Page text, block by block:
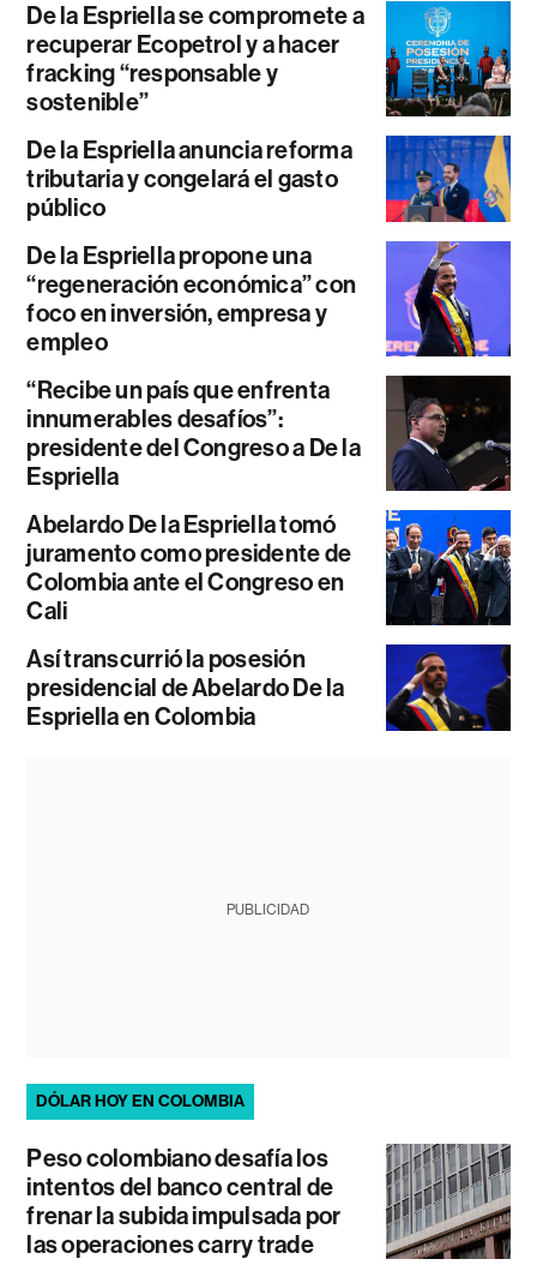
De la Espriella se compromete a
recuperar Ecopetrol y a hacer
fracking “responsable y
sostenible”
De la Espriella anuncia reforma
tributaria y congelará el gasto
público
De la Espriella propone una
“regeneración económica” con
foco en inversión, empresa y
empleo
“Recibe un país que enfrenta
innumerables desafíos”:
presidente del Congreso a De la
Espriella
Abelardo De la Espriella tomó
juramento como presidente de
Colombia ante el Congreso en
Cali
Así transcurrió la posesión
presidencial de Abelardo De la
Espriella en Colombia
PUBLICIDAD
DÓLAR HOY EN COLOMBIA
Peso colombiano desafía los
intentos del banco central de
frenar la subida impulsada por
las operaciones carry trade